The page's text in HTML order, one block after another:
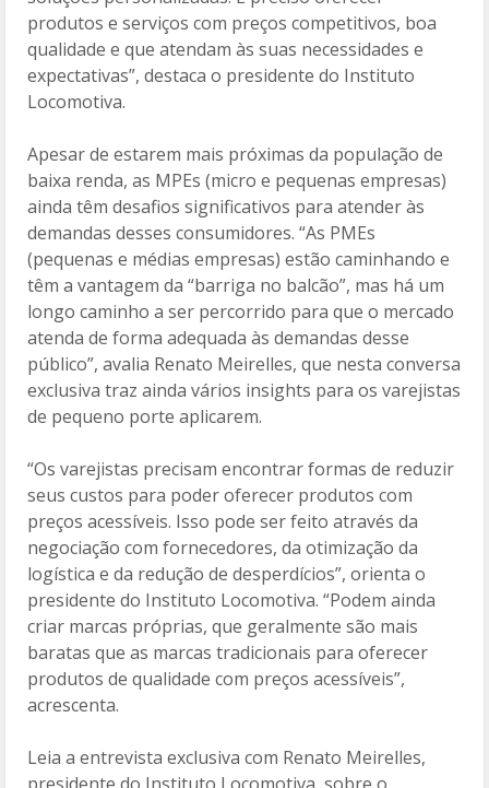
produtos e serviços com preços competitivos, boa
qualidade e que atendam às suas necessidades e
expectativas”, destaca o presidente do Instituto
Locomotiva.
Apesar de estarem mais próximas da população de
baixa renda, as MPEs (micro e pequenas empresas)
ainda têm desafios significativos para atender às
demandas desses consumidores. “As PMEs
(pequenas e médias empresas) estão caminhando e
têm a vantagem da “barriga no balcão”, mas há um
longo caminho a ser percorrido para que o mercado
atenda de forma adequada às demandas desse
público”, avalia Renato Meirelles, que nesta conversa
exclusiva traz ainda vários insights para os varejistas
de pequeno porte aplicarem.
“Os varejistas precisam encontrar formas de reduzir
seus custos para poder oferecer produtos com
preços acessíveis. Isso pode ser feito através da
negociação com fornecedores, da otimização da
logística e da redução de desperdícios”, orienta o
presidente do Instituto Locomotiva. “Podem ainda
criar marcas próprias, que geralmente são mais
baratas que as marcas tradicionais para oferecer
produtos de qualidade com preços acessíveis”,
acrescenta.
Leia a entrevista exclusiva com Renato Meirelles,